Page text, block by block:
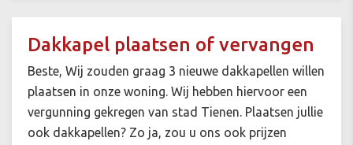
Dakkapel plaatsen of vervangen
Beste, Wij zouden graag 3 nieuwe dakkapellen willen
plaatsen in onze woning. Wij hebben hiervoor een
vergunning gekregen van stad Tienen. Plaatsen jullie
ook dakkapellen? Zo ja, zou u ons ook prijzen